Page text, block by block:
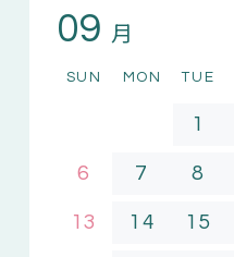
09 月
SUN MON TUE
1
6 7 8
13 14 15